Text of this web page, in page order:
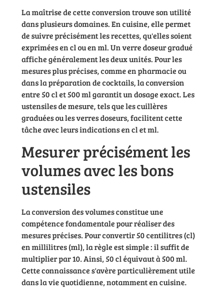
La maîtrise de cette conversion trouve son utilité
dans plusieurs domaines. En cuisine, elle permet
de suivre précisément les recettes, qu'elles soient
exprimées en cl ou en ml. Un verre doseur gradué
affiche généralement les deux unités. Pour les
mesures plus précises, comme en pharmacie ou
dans la préparation de cocktails, la conversion
entre 50 cl et 500 ml garantit un dosage exact. Les
ustensiles de mesure, tels que les cuillères
graduées ou les verres doseurs, facilitent cette
tâche avec leurs indications en cl et ml.
Mesurer précisément les
volumes avec les bons
ustensiles
La conversion des volumes constitue une
compétence fondamentale pour réaliser des
mesures précises. Pour convertir 50 centilitres (cl)
en millilitres (ml), la règle est simple : il suffit de
multiplier par 10. Ainsi, 50 cl équivaut à 500 ml.
Cette connaissance s'avère particulièrement utile
dans la vie quotidienne, notamment en cuisine.